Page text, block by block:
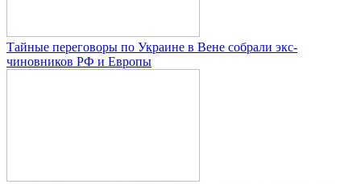
Тайные переговоры по Украине в Вене собрали экс-
чиновников РФ и Европы